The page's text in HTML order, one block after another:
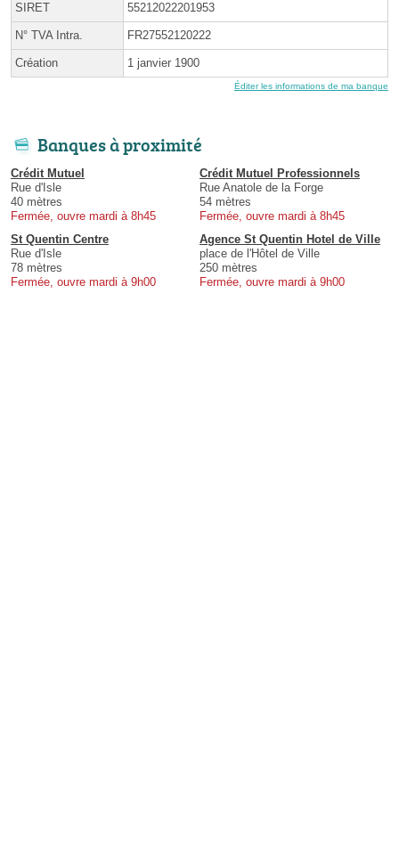
SIRET 55212022201953
N° TVA Intra. FR27552120222
Création 1 janvier 1900
Éditer les informations de ma banque
Banques à proximité
Crédit Mutuel
Rue d'Isle
40 mètres
Fermée, ouvre mardi à 8h45
Crédit Mutuel Professionnels
Rue Anatole de la Forge
54 mètres
Fermée, ouvre mardi à 8h45
St Quentin Centre
Rue d'Isle
78 mètres
Fermée, ouvre mardi à 9h00
Agence St Quentin Hotel de Ville
place de l'Hôtel de Ville
250 mètres
Fermée, ouvre mardi à 9h00